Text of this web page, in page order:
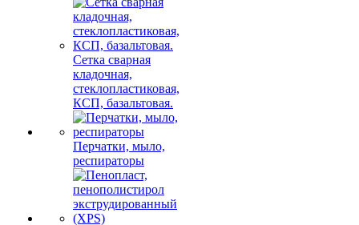
Сетка сварная
кладочная,
стеклопластиковая,
КСП, базальтовая.
Перчатки, мыло,
респираторы